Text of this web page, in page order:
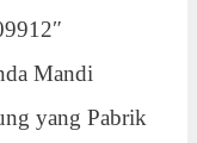
Mandi
yang Pabrik